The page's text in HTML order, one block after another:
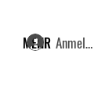
Anmelden
MEHR